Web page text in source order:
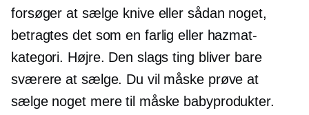
forsøger at sælge knive eller sådan noget,
betragtes det som en farlig eller hazmat-
kategori. Højre. Den slags ting bliver bare
sværere at sælge. Du vil måske prøve at
sælge noget mere til måske babyprodukter.